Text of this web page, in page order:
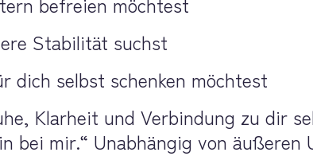
Stabilität suchst
dich selbst schenken möchtest
Klarheit und Verbindung zu dir
bei mir.“ Unabhängig von äußeren